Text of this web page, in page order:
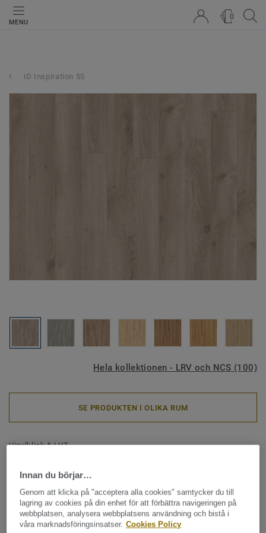
MENU
0
iD Inspiration 55
Hela kollektionen - LRV och NCS (100)
SE PRODUKTEN I OLIKA RUM
Vinylklick & LVT
Contemporary Oak GREGE
iD Inspiration har fått en förbättrad modularitet som som
gör det enkelt att förändra ett utrymme snabbt och enkelt
Innan du börjar…
Genom att klicka på "acceptera alla cookies" samtycker du till
lagring av cookies på din enhet för att förbättra navigeringen på
webbplatsen, analysera webbplatsens användning och bistå i
våra marknadsföringsinsatser. Cookies Policy